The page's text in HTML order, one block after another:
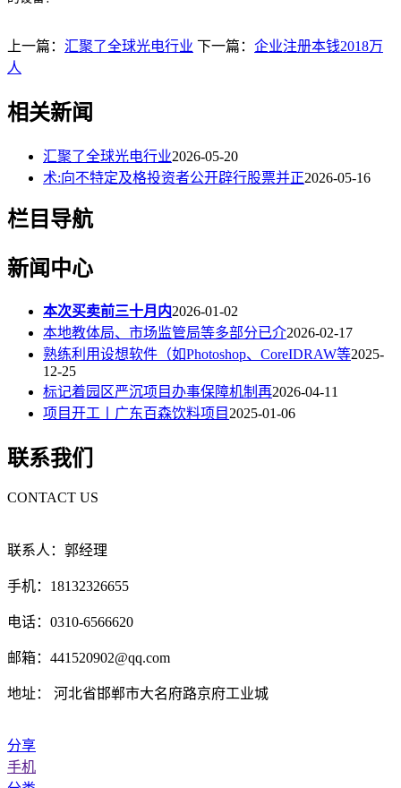
上一篇： 汇聚了全球光电行业 下一篇： 企业注册本钱2018万
人
相关新闻
汇聚了全球光电行业2026-05-20
术:向不特定及格投资者公开辟行股票并正2026-05-16
栏目导航
新闻中心
本次买卖前三十月内2026-01-02
本地教体局、市场监管局等多部分已介2026-02-17
熟练利用设想软件（如Photoshop、CoreIDRAW等2025-
12-25
标记着园区严沉项目办事保障机制再2026-04-11
项目开工丨广东百森饮料项目2025-01-06
联系我们
CONTACT US
联系人：郭经理
手机：18132326655
电话：0310-6566620
邮箱：441520902@qq.com
地址： 河北省邯郸市大名府路京府工业城
分享
手机